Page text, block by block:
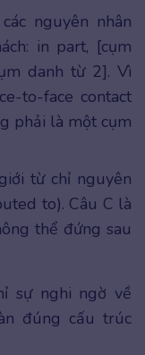
nguyên nhân
in part, [cụm
danh từ 2]. Vì
to-face contact
phải là một cụm
từ chỉ nguyên
to). Câu C là
thể đứng sau
sự nghi ngờ về
đúng cấu trúc